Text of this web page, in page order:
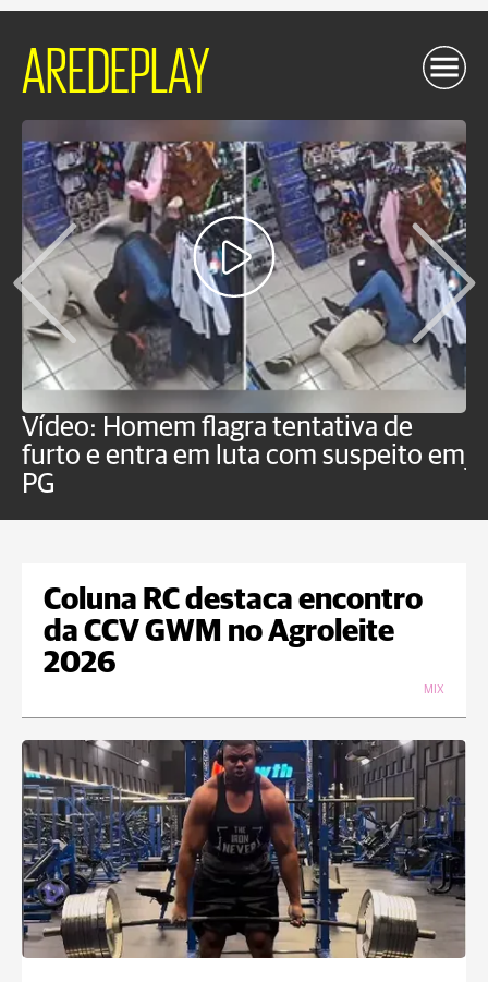
AREDEPLAY
Vídeo: Homem flagra tentativa de
furto e entra em luta com suspeito em
PG
Coluna RC destaca encontro
da CCV GWM no Agroleite
2026
MIX